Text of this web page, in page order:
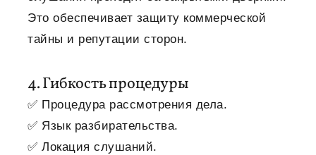
Это обеспечивает защиту коммерческой
тайны и репутации сторон.
4. Гибкость процедуры
✅ Процедура рассмотрения дела.
✅ Язык разбирательства.
✅ Локация слушаний.